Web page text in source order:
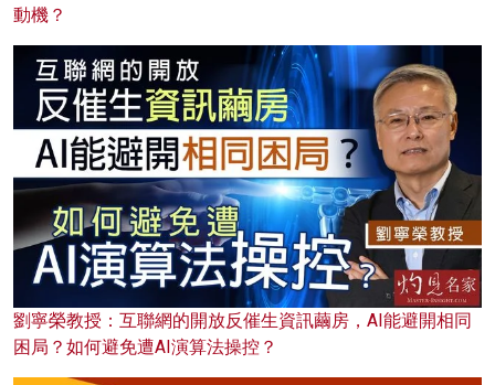
動機？
劉寧榮教授：互聯網的開放反催生資訊繭房，AI能避開相同
困局？如何避免遭AI演算法操控？